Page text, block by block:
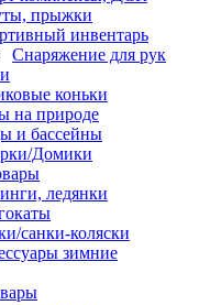
прыжки
инвентарь
Снаряжение для рук
коньки
на природе
и бассейны
Домики
ледянки
санки-коляски
зимние